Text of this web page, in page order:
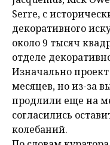
Serre, с
декоративного
около 9 тысяч
отделе
Изначально
месяцев, но из-за
продлили еще на
согласились
колебаний.